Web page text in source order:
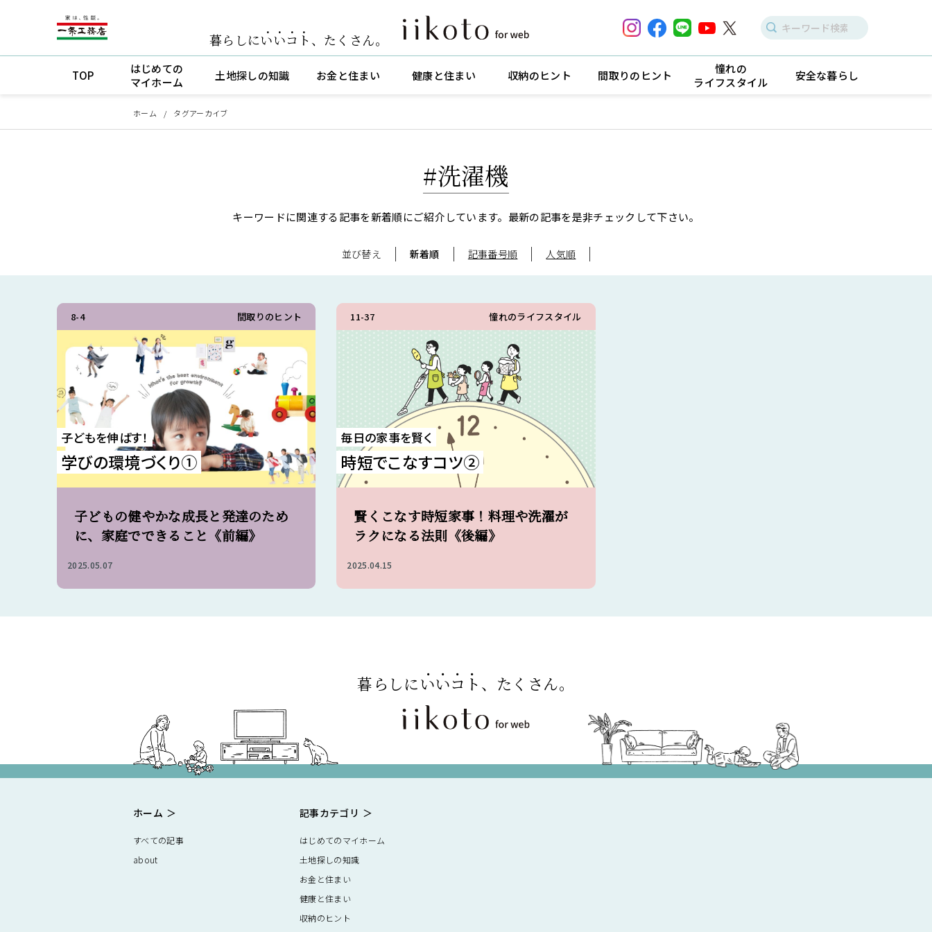
暮らしにいいコト 、 たくさん。
TOP
はじめての
マイホーム
土地探しの知識 お金と住まい 健康と住まい 収納のヒント 間取りのヒント
憧れの
ライフスタイル
安全な暮らし
ホーム タグアーカイブ
#洗濯機
キーワードに関連する記事を新着順にご紹介しています。 最新の記事を是非チェックして下さい。
並び替え 新着順 記事番号順 人気順
8-4 間取りのヒント
子どもを伸ばす！
学びの環境づくり①
子どもの健やかな成長と発達のため
に、家庭でできること《前編》
2025.05.07
11-37 憧れのライフスタイル
毎日の家事を賢く
時短でこなすコツ②
賢くこなす時短家事！料理や洗濯が
ラクになる法則《後編》
2025.04.15
暮らしにいいコト、たくさん。
ホーム
すべての記事
about
記事カテゴリ
はじめてのマイホーム
土地探しの知識
お金と住まい
健康と住まい
収納のヒント